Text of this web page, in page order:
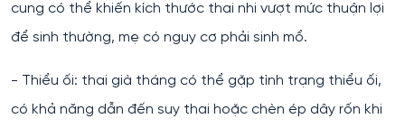
cung có thể khiến kích thước thai nhi vượt mức thuận lợi
để sinh thường, mẹ có nguy cơ phải sinh mổ.
- Thiểu ối: thai già tháng có thể gặp tình trạng thiểu ối,
có khả năng dẫn đến suy thai hoặc chèn ép dây rốn khi